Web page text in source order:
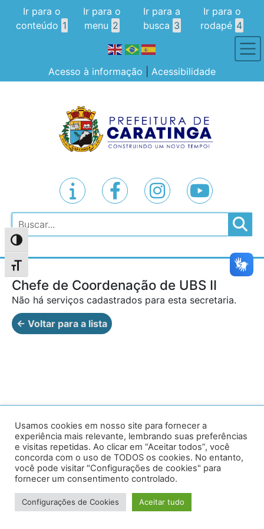
Alternar alto contraste
Alternar tamanho da fonte
Ir para o
conteúdo 1
Ir para o
menu 2
Ir para a
busca 3
Ir para o
rodapé 4
Acesso à informação Acessibilidade
Pesquisar
Chefe de Coordenação de UBS II
Não há serviços cadastrados para esta secretaria.
← Voltar para a lista
Av. Prof. Armando Alves da Silva, nº 1950 - Zacarias,
Caratinga - MG - 35302-403 / Tel: (33) 3329 8000
Desenvolvido por VersaTec
Usamos cookies em nosso site para fornecer a
experiência mais relevante, lembrando suas preferências
e visitas repetidas. Ao clicar em “Aceitar todos”, você
concorda com o uso de TODOS os cookies. No entanto,
você pode visitar "Configurações de cookies" para
fornecer um consentimento controlado.
Configurações de Cookies Aceitar tudo